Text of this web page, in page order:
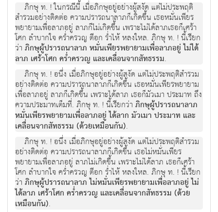
ภิกษุ ท. ! ในกรณีนี้ เมื่อภิกษุอยู่อย่างผู้สงัด แต่ไม่ประพฤติ
สำรวมอย่างติดต่อ ความปรารถนาลาภก็เกิดขึ้น เธอหมั่นเพียร
พยายามเพื่อลาภอยู่ ลาภก็ไม่เกิดขึ้น เพราะไม่ได้ลาภเธอก็เศร้า
โศก ลำบากใจ คร่ำครวญ ตีอก ร่ำไห้ หลงใหล. ภิกษุ ท. ! นี้เรียก
ว่า ภิกษุผู้ปรารถนาลาภ หมั่นเพียรพยายามเพื่อลาภอยู่ ไม่ได้
ลาภ เศร้าโศก คร่ำครวญ และเคลื่อนจากสัทธรรม.
ภิกษุ ท. ! อนึ่ง เมื่อภิกษุอยู่อย่างผู้สงัด แต่ไม่ประพฤติสำรวม
อย่างติดต่อ ความปรารถนาลาภก็เกิดขึ้น เธอหมั่นเพียรพยายาม
เพื่อลาภอยู่ ลาภก็เกิดขึ้น เพราะได้ลาภ เธอก็มัวเมา ประมาท ถึง
ความประมาทเต็มที่. ภิกษุ ท. ! นี้เรียกว่า ภิกษุผู้ปรารถนาลาภ
หมั่นเพียรพยายามเพื่อลาภอยู่ ได้ลาก มัวเมา ประมาท และ
เคลื่อนจากสัทธรรม (ด้วยเหมือนกัน).
ภิกษุ ท. ! อนึ่ง เมื่อภิกษุอยู่อย่างผู้สงัด แต่ไม่ประพฤติสำรวม
อย่างติดต่อ ความปรารถนาลาภก็เกิดขึ้น เธอไม่หมั่นเพียร
พยายามเพื่อลาภอยู่ ลาภไม่เกิดขึ้น เพราะไม่ได้ลาภ เธอก็เศร้า
โศก ลำบากใจ คร่ำครวญ ตีอก ร่ำไห้ หลงใหล. ภิกษุ ท. ! นี้เรียก
ว่า ภิกษุผู้ปรารถนาลาภ ไม่หมั่นเพียรพยายามเพื่อลาภอยู่ ไม่
ได้ลาภ เศร้าโศก คร่ำครวญ และเคลื่อนจากสัทธรรม (ด้วย
เหมือนกัน).